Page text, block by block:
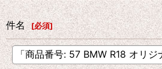
件名 [必須]